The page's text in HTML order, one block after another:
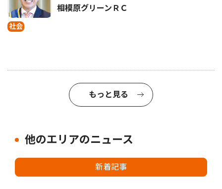
社会
相模原グリーンＲＣ
もっと見る
他のエリアのニュース
新着記事